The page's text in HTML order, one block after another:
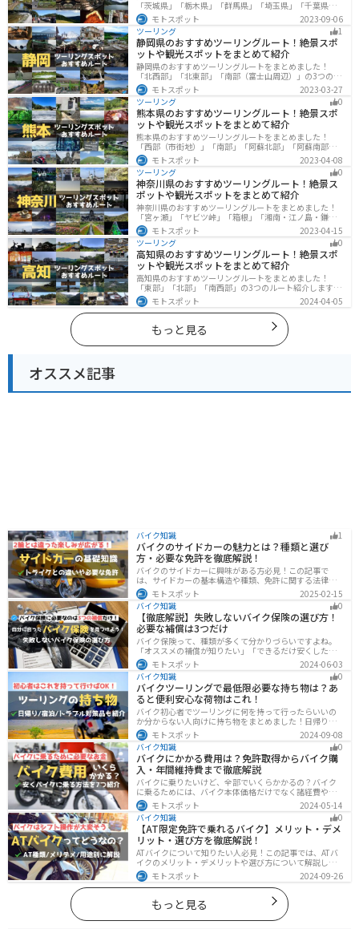
「茨城県」「栃木県」「群馬県」「埼玉県」「千葉県」
「東京都」「神奈川県」の各県の観光地紹介します。自
然豊かな山々や湖、温泉地が点在し、四季折々の景色を
楽しめるスポットが多数あります。バイクで関東にツー
リングに行く際は参考にしてください。
モトスポット
2023-09-06
ツーリング
1
静岡県のおすすめツーリングルート！絶景スポ
ットや観光スポットをまとめて紹介
静岡県のおすすめツーリングルートをまとめました！
「北西部」「北東部」「南部（富士山周辺）」の3つのル
ート紹介します。富士山を中心に自然豊かな景色や食事
を楽しめるスポットが多数あります。バイクで静岡県に
ツーリングに行く際は参考にしてください。
モトスポット
2023-03-27
ツーリング
0
熊本県のおすすめツーリングルート！絶景スポ
ットや観光スポットをまとめて紹介
熊本県のおすすめツーリングルートをまとめました！
「西部（市街地）」「南部」「阿蘇北部」「阿蘇南部」
の4つのルート紹介します。阿蘇山や天草諸島をはじめと
した豊かな自然や、熊本城や水前寺成趣園など歴史ある
観光スポットが多数あり、様々な楽しみ方ができます。
バイクで熊本県にツーリングに行く際は参考にしてくだ
さい。
モトスポット
2023-04-08
ツーリング
0
神奈川県のおすすめツーリングルート！絶景ス
ポットや観光スポットをまとめて紹介
神奈川県のおすすめツーリングルートをまとめました！
「宮ヶ瀬」「ヤビツ峠」「箱根」「湘南・江ノ島・鎌
倉」「三浦」「みなとみらい」の6つのルート紹介しま
す。自然豊かなスポット、歴史ある観光名所、都市部で
楽しめるツーリングスポットまで多数あります。バイク
で神奈川県にツーリングに行く際は参考にしてくださ
い。
モトスポット
2023-04-15
ツーリング
0
高知県のおすすめツーリングルート！絶景スポ
ットや観光スポットをまとめて紹介
高知県のおすすめツーリングルートをまとめました！
「東部」「北部」「南西部」の3つのルート紹介します。
山と海どちらも楽しめるスポットが多数あり、様々な楽
しみ方ができます。バイクで高知県にツーリングに行く
際は参考にしてください。
モトスポット 2024-04-05
もっと見る
オススメ記事
バイク知識 1
バイクのサイドカーの魅力とは？種類と選び
方・必要な免許を徹底解説！
バイクのサイドカーに興味がある方必見！この記事で
は、サイドカーの基本構造や種類、免許に関する法律、
メンテナンス方法を解説しています。実は、サイドカー
は法律上、二輪車として扱われるため、排気量に応じた
二輪免許が必要です。この記事を読めば、サイドカーの
正しい楽しみ方がわかります。
モトスポット
2025-02-15
バイク知識
0
【徹底解説】失敗しないバイク保険の選び方！
必要な補償は3つだけ
バイク保険って、種類が多くて分かりづらいですよね。
「オススメの補償が知りたい」「できるだけ安くした
い」「自分に合った保険を知りたい」こういったことで
悩んでいる方向けに、バイク保険の選び方・つけるべき
補償について解説します。
モトスポット
2024-06-03
バイク知識
0
バイクツーリングで最低限必要な持ち物は？あ
ると便利安心な荷物はこれ！
バイク初心者でツーリングに何を持って行ったらいいの
か分からない人向けに持ち物をまとめました！日帰りや1
泊以上の日数別、トラブル対策やメンテ用品、出先であ
ると便利なアイテムまで全て解説しています。アレを忘
れた！持ってきたけど使わなかったなど出先で困らない
よう自分に必要な荷物を把握しておきましょう。
モトスポット
2024-09-08
バイク知識
0
バイクにかかる費用は？免許取得からバイク購
入・年間維持費まで徹底解説
バイクに乗りたいけど、全部でいくらかかるの？バイク
に乗るためには、バイク本体価格だけでなく諸経費や税
金、免許取得費用、ライディングギア、メンテナンス
代、駐車場代などの年間維持費もかかります。この記事
ではバイクに乗るための全ての費用をまとめました。ま
た、できるだけ安く抑えるコツも紹介するので参考にし
て下さい。
モトスポット
2024-05-14
バイク知識
0
【AT限定免許で乗れるバイク】メリット・デメ
リット・選び方を徹底解説！
ATバイクについて知りたい人必見！この記事では、ATバ
イクのメリット・デメリットや選び方について解説しま
す。 実はAT限定免許で乗れるバイクの種類は多数ありま
す。記事を参考に、自分に合ったATバイクを選びましょ
う。
モトスポット 2024-09-26
もっと見る